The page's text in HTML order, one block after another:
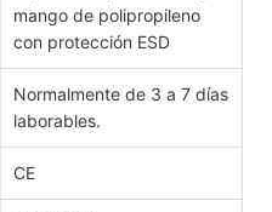
mango de polipropileno
con protección ESD
Normalmente de 3 a 7 días
laborables.
CE